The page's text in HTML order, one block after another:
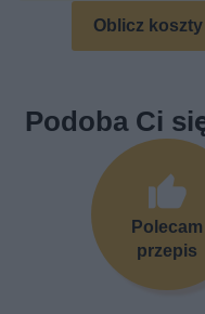
Oblicz
Podoba Ci
Polecam
przepis